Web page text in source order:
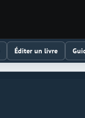
Éditer un livre